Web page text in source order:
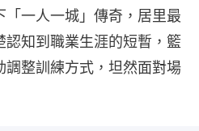
一人一城」傳奇，居里最
知到職業生涯的短暫，籃
整訓練方式，坦然面對場